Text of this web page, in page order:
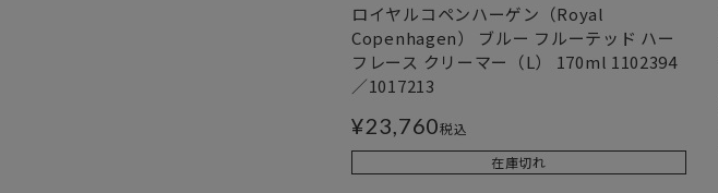
ロイヤルコペンハーゲン（Royal
Copenhagen） ブルー フルーテッド ハー
フレース クリーマー（L） 170ml 1102394
／1017213
¥23,760税込
在庫切れ